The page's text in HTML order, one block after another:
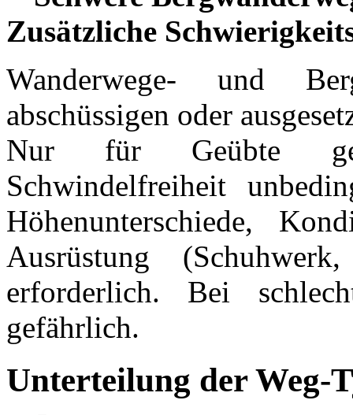
Zusätzliche
Wanderwege- und
abschüssigen oder
Nur für Geübte
Schwindelfreiheit
Höhenunterschiede,
Ausrüstung
erforderlich. Bei
gefährlich.
Unterteilung der Weg-